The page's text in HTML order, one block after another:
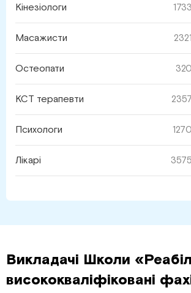
Кінезіологи
Масажисти
Остеопати
КСТ терапевти
Психологи
Лікарі
Викладачі Школи
висококваліфіковані